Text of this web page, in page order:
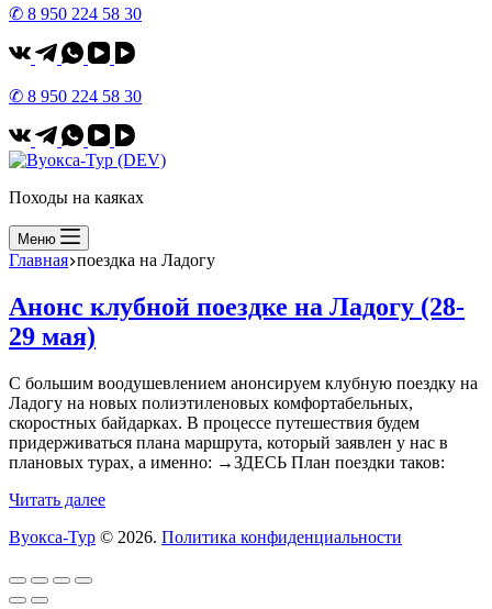
✆ 8 950 224 58 30
✆ 8 950 224 58 30
Походы на каяках
Меню
Главная поездка на Ладогу
Анонс клубной поездке на Ладогу (28-
29 мая)
С большим воодушевлением анонсируем клубную поездку на
Ладогу на новых полиэтиленовых комфортабельных,
скоростных байдарках. В процессе путешествия будем
придерживаться плана маршрута, который заявлен у нас в
плановых турах, а именно: →ЗДЕСЬ План поездки таков:
Читать далееАнонс
поездке
Вуокса-Тур © 2026. Политика конфиденциальности